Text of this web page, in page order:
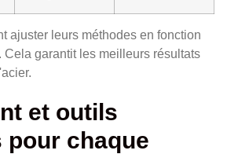
ajuster leurs méthodes en fonction
Cela garantit les meilleurs résultats
et outils
pour chaque